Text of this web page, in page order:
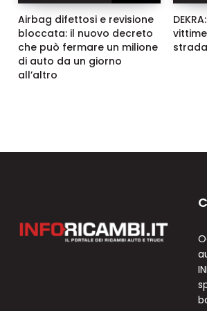
Airbag difettosi e revisione
bloccata: il nuovo decreto
che può fermare un milione
di auto da un giorno
all’altro